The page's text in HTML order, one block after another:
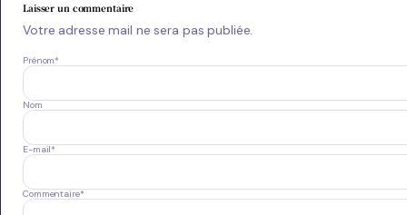
Laisser un commentaire
Votre adresse mail ne sera pas publiée.
Prénom*
Nom
E-mail*
Commentaire*